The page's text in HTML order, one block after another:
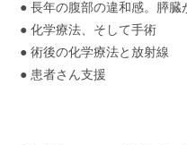
● 長年の腹部の違和感。膵
● 化学療法、そして手術
● 術後の化学療法と放射線
● 患者さん支援